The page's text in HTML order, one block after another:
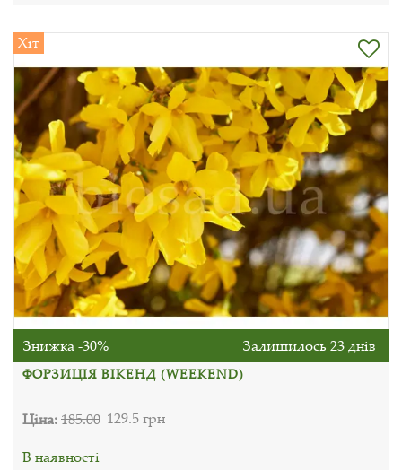
Хіт
Знижка -30% Залишилось 23 днів
ФОРЗИЦІЯ ВІКЕНД (WEEKEND)
Ціна:185.00 129.5 грн
В наявності